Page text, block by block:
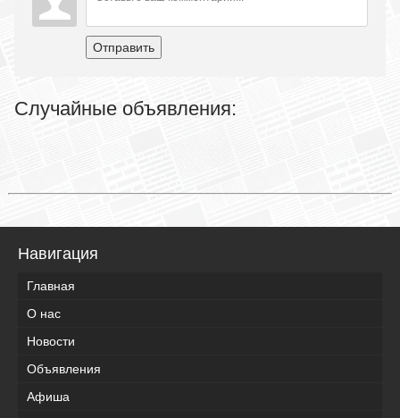
Отправить
Случайные объявления:
Навигация
Главная
О нас
Новости
Объявления
Афиша